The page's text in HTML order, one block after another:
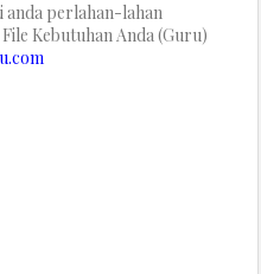
anda perlahan-lahan
Kebutuhan Anda (Guru)